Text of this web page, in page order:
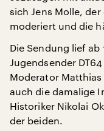
sich Jens Molle,
moderiert und die
Die Sendung lief ab
Jugendsender
Moderator
auch die damalige
Historiker Nikolai
der beiden.